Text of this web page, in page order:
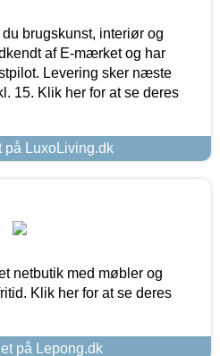
brugskunst, interiør og
af E-mærket og har
Levering sker næste
15. Klik her for at se deres
på LuxoLiving.dk
netbutik med møbler og
Klik her for at se deres
på Lepong.dk